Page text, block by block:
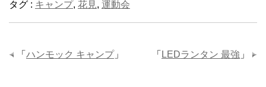
タグ : キャンプ, 花見, 運動会
「 LEDランタン 最強 」
「 ハンモック キャンプ」